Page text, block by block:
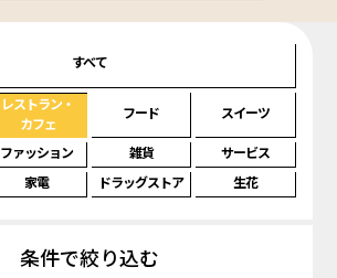
すべて
レストラン・
カフェ
フード スイーツ
ファッション 雑貨
サービス
家電 ドラッグストア 生花
条件で絞り込む